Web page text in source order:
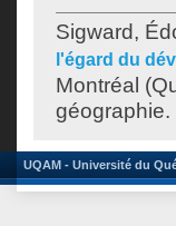
Sigward,
l'égard du
Montréal
géographie.
UQAM - Université du